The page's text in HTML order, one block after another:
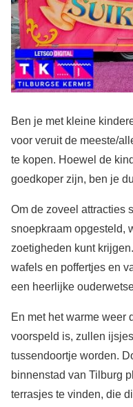
Ben je met kleine
voor veruit de meeste/
te kopen. Hoewel de
goedkoper zijn, ben je
Om de zoveel attracties
snoepkraam opgesteld,
zoetigheden kunt
wafels en poffertjes en
een heerlijke
En met het warme weer
voorspeld is, zullen
tussendoortje worden.
binnenstad van Tilburg
terrasjes te vinden, die